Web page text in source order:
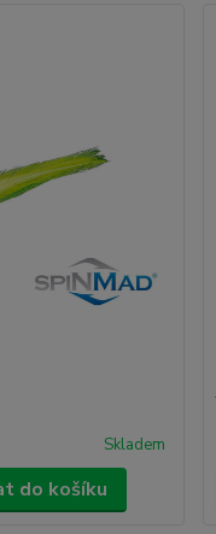
Skladem
do košíku